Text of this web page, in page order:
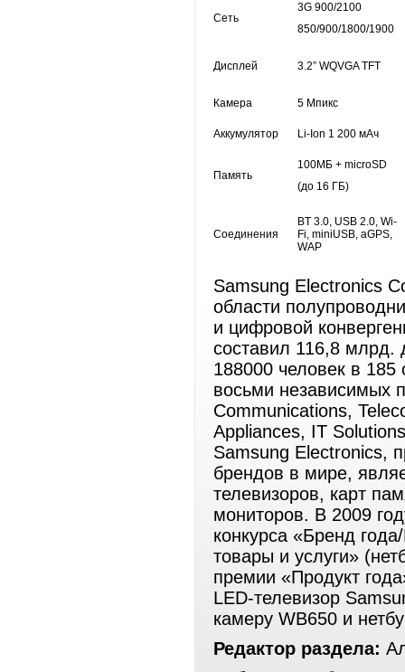
Сеть
3G 900/2100
850/900/1800/1900
Дисплей 3.2” WQVGA TFT
Камера 5 Mпикс
Аккумулятор Li-Ion 1 200 мАч
Память
100MБ + microSD
(до 16 ГБ)
Соединения
BT 3.0, USB 2.0, Wi-
Fi, miniUSB, aGPS,
WAP
Samsung Electronics
области
и цифровой
составил 116,8
188000 человек в
восьми независимых
Communications,
Appliances, IT
Samsung Electronics,
брендов в мире,
телевизоров, карт
мониторов. В 2009
конкурса «Бренд
товары и услуги»
премии «Продукт
LED-телевизор
камеру WB650 и
Редактор раздела: